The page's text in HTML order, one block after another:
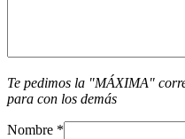
Te pedimos la "MÁXIMA"
para con los demás
Nombre *